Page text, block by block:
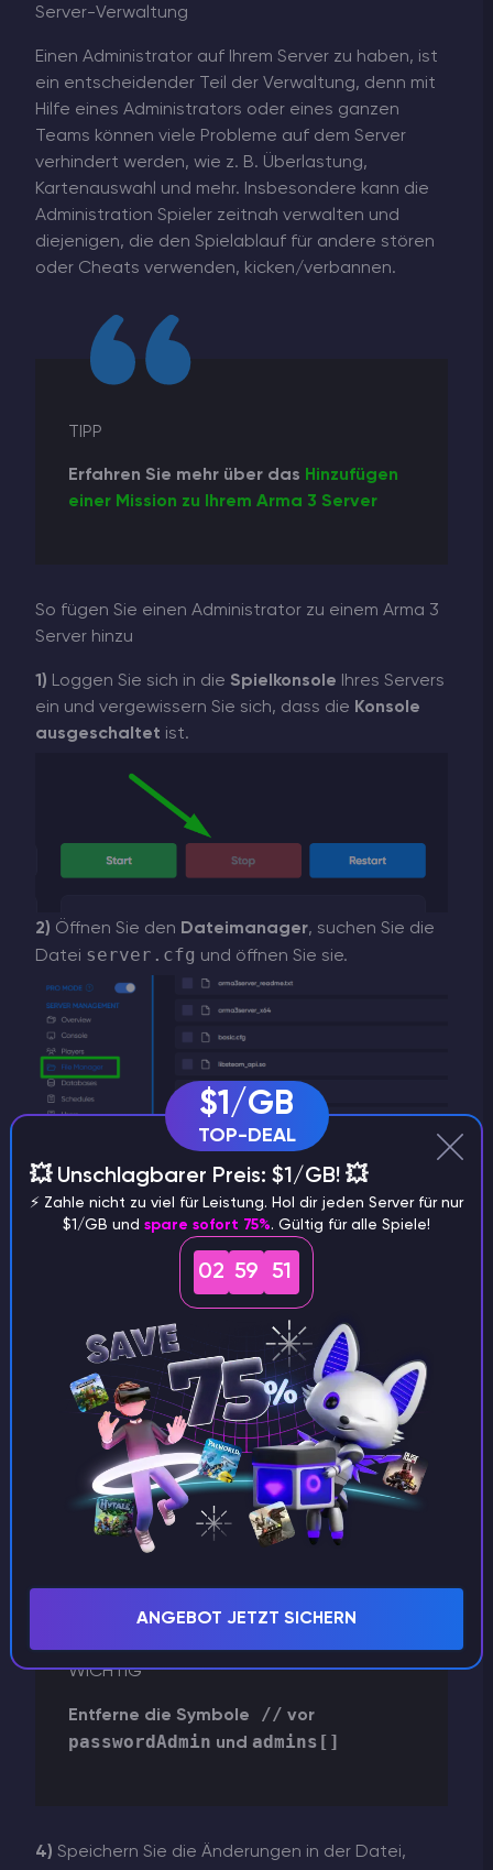
Server-Verwaltung
Einen Administrator auf Ihrem Server zu haben, ist
ein entscheidender Teil der Verwaltung, denn mit
Hilfe eines Administrators oder eines ganzen
Teams können viele Probleme auf dem Server
verhindert werden, wie z. B. Überlastung,
Kartenauswahl und mehr. Insbesondere kann die
Administration Spieler zeitnah verwalten und
diejenigen, die den Spielablauf für andere stören
oder Cheats verwenden, kicken/verbannen.
TIPP
Erfahren Sie mehr über das Hinzufügen
einer Mission zu Ihrem Arma 3 Server
So fügen Sie einen Administrator zu einem Arma 3
Server hinzu
1) Loggen Sie sich in die Spielkonsole Ihres Servers
ein und vergewissern Sie sich, dass die Konsole
ausgeschaltet ist.
2) Öffnen Sie den Dateimanager, suchen Sie die
Datei server.cfg und öffnen Sie sie.
Suchen Sie in dieser Datei die Zeilen
admins[]. Geben Sie unter
Admin-Passwort ein Passwort ein und ersetzen Sie
ADMINPASSWORD(Beispiel), und ersetzen Sie
unter admins[]0123456789(Beispiel) durch Ihre
SteamID.
WICHTIG
Entferne die Symbole // vor
passwordAdmin und admins[]
4) Speichern Sie die Änderungen in der Datei,
$1/GB
TOP-DEAL
💥 Unschlagbarer Preis: $1/GB! 💥
⚡️ Zahle nicht zu viel für Leistung. Hol dir jeden Server für nur
$1/GB und spare sofort 75%. Gültig für alle Spiele!
02 59 50
ANGEBOT JETZT SICHERN